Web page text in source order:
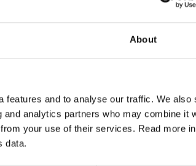
About
features and to analyse our traffic. We also
analytics partners who may combine it
your use of their services. Read more
data.